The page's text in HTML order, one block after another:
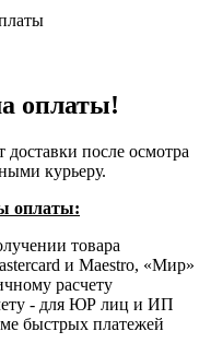
оплаты!
после осмотра
курьеру.
оплаты:
товара
и Maestro, «Мир»
расчету
- для ЮР лиц и ИП
быстрых платежей